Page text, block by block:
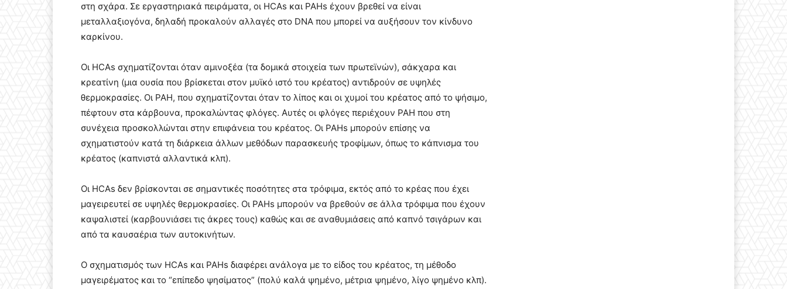
στη σχάρα. Σε εργαστηριακά πειράματα, οι HCAs και PAHs έχουν βρεθεί να είναι
μεταλλαξιογόνα, δηλαδή προκαλούν αλλαγές στο DNA που μπορεί να αυξήσουν τον κίνδυνο
καρκίνου.
Οι HCAs σχηματίζονται όταν αμινοξέα (τα δομικά στοιχεία των πρωτεϊνών), σάκχαρα και
κρεατίνη (μια ουσία που βρίσκεται στον μυϊκό ιστό του κρέατος) αντιδρούν σε υψηλές
θερμοκρασίες. Οι PAH, που σχηματίζονται όταν το λίπος και οι χυμοί του κρέατος από το ψήσιμο,
πέφτουν στα κάρβουνα, προκαλώντας φλόγες. Αυτές οι φλόγες περιέχουν PAH που στη
συνέχεια προσκολλώνται στην επιφάνεια του κρέατος. Οι PAHs μπορούν επίσης να
σχηματιστούν κατά τη διάρκεια άλλων μεθόδων παρασκευής τροφίμων, όπως το κάπνισμα του
κρέατος (καπνιστά αλλαντικά κλπ).
Οι HCAs δεν βρίσκονται σε σημαντικές ποσότητες στα τρόφιμα, εκτός από το κρέας που έχει
μαγειρευτεί σε υψηλές θερμοκρασίες. Οι PAHs μπορούν να βρεθούν σε άλλα τρόφιμα που έχουν
καψαλιστεί (καρβουνιάσει τις άκρες τους) καθώς και σε αναθυμιάσεις από καπνό τσιγάρων και
από τα καυσαέρια των αυτοκινήτων.
Ο σχηματισμός των HCAs και PAHs διαφέρει ανάλογα με το είδος του κρέατος, τη μέθοδο
μαγειρέματος και το “επίπεδο ψησίματος” (πολύ καλά ψημένο, μέτρια ψημένο, λίγο ψημένο κλπ).